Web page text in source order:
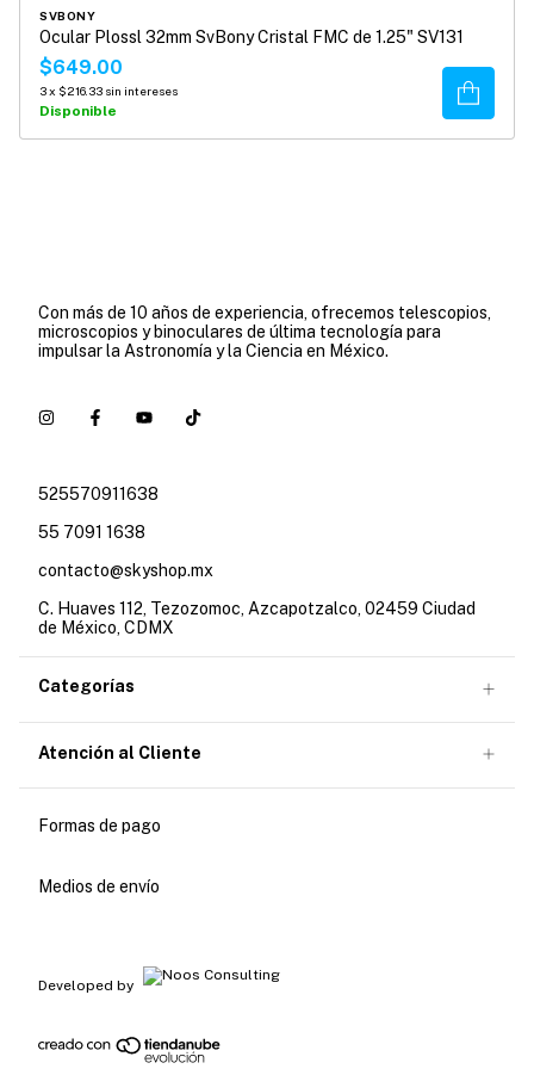
SVBONY
Ocular Plossl 32mm SvBony Cristal FMC de 1.25" SV131
$649.00
3x $216.33 sin intereses
Disponible
Comprar
Con más de 10 años de experiencia, ofrecemos telescopios,
microscopios y binoculares de última tecnología para
impulsar la Astronomía y la Ciencia en México.
525570911638
55 7091 1638
contacto@skyshop.mx
C. Huaves 112, Tezozomoc, Azcapotzalco, 02459 Ciudad
de México, CDMX
Categorías
Atención al Cliente
Formas de pago
Medios de envío
Developed by